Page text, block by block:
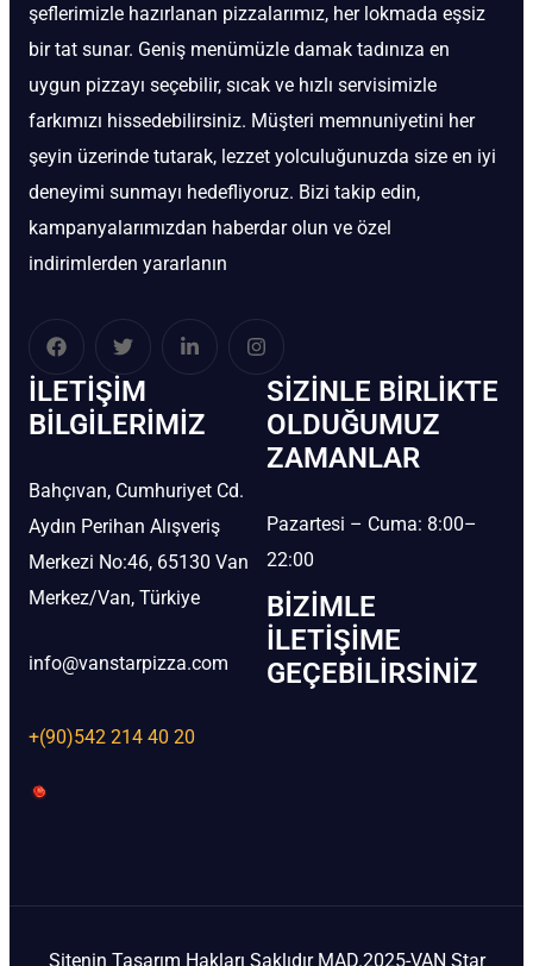
şeflerimizle hazırlanan pizzalarımız, her lokmada eşsiz
bir tat sunar. Geniş menümüzle damak tadınıza en
uygun pizzayı seçebilir, sıcak ve hızlı servisimizle
farkımızı hissedebilirsiniz. Müşteri memnuniyetini her
şeyin üzerinde tutarak, lezzet yolculuğunuzda size en iyi
deneyimi sunmayı hedefliyoruz. Bizi takip edin,
kampanyalarımızdan haberdar olun ve özel
indirimlerden yararlanın
İLETIŞIM
BİLGILERIMIZ
Bahçıvan, Cumhuriyet Cd.
Aydın Perihan Alışveriş
Merkezi No:46, 65130 Van
Merkez/Van, Türkiye
info@vanstarpizza.com
+(90)542 214 40 20
SIZINLE BIRLIKTE
OLDUĞUMUZ
ZAMANLAR
Pazartesi – Cuma: 8:00–
22:00
BIZIMLE
İLETIŞIME
GEÇEBILIRSINIZ
Sitenin Tasarım Hakları Saklıdır MAD.2025-VAN Star